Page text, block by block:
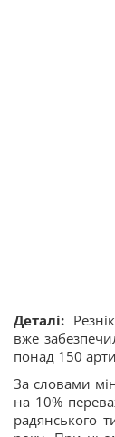
Деталі:
вже
понад 150
За словами
на 10%
радянського